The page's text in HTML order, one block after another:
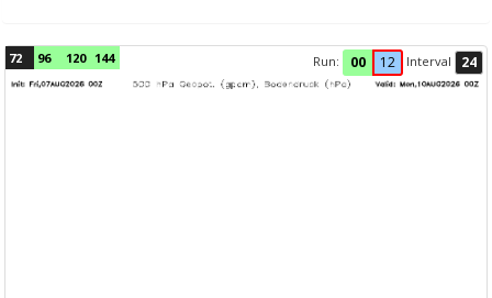
72 96 120 144 Run: 00 12 Interval 24